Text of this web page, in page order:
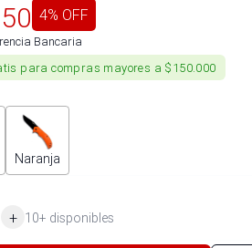
4% OFF
Bancaria
para compras mayores a $150.000
Naranja
+ 10+ disponibles